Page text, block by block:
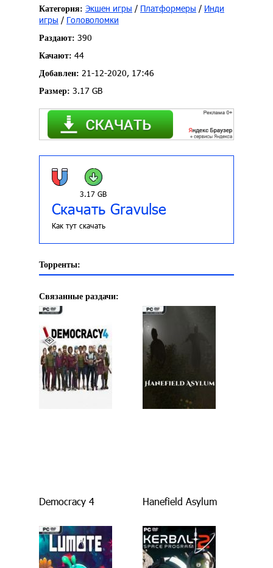
Категория: Экшен игры / Платформеры / Инди
игры / Головоломки
Раздают: 390
Качают: 44
Добавлен: 21-12-2020, 17:46
Размер: 3.17 GB
3.17 GB
Скачать Gravulse
Как тут скачать
Торренты:
Связанные раздачи:
Democracy 4 Hanefield Asylum